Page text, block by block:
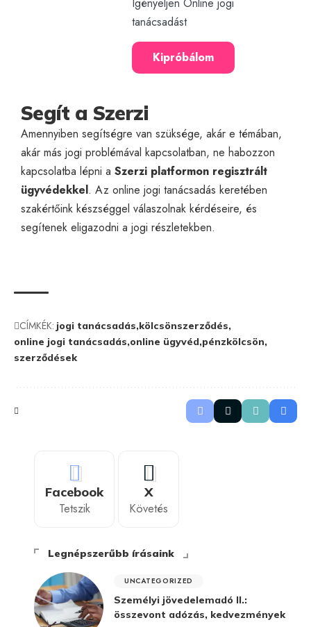
tanácsadást
Kipróbálom
Segít a Szerzi
Amennyiben segítségre van szüksége, akár e témában,
akár más jogi problémával kapcsolatban, ne habozzon
kapcsolatba lépni a Szerzi platformon regisztrált
ügyvédekkel. Az online jogi tanácsadás keretében
szakértőink készséggel válaszolnak kérdéseire, és
segítenek eligazodni a jogi részletekben.
CÍMKÉK: jogi tanácsadás kölcsönszerződés
online jogi tanácsadás online ügyvéd pénzkölcsön
szerződések
Facebook
Tetszik
X
Követés
Legnépszerűbb írásaink
UNCATEGORIZED
Személyi jövedelemadó II.:
összevont adózás, kedvezmények